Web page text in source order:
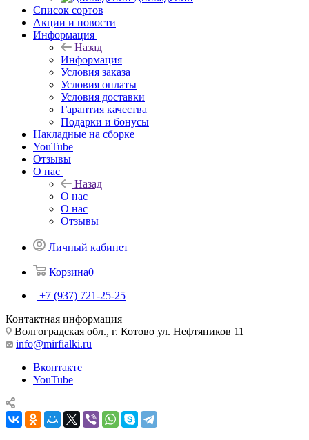
Список сортов
Акции и новости
Информация
Назад
Информация
Условия заказа
Условия оплаты
Условия доставки
Гарантия качества
Подарки и бонусы
Накладные на сборке
YouTube
Отзывы
О нас
Назад
О нас
О нас
Отзывы
Личный кабинет
Корзина0
+7 (937) 721-25-25
Контактная информация
Волгоградская обл., г. Котово ул. Нефтяников 11
info@mirfialki.ru
Вконтакте
YouTube